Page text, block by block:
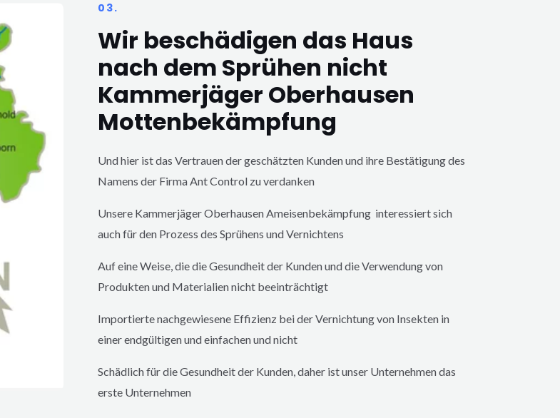
03.
Wir beschädigen das Haus
nach dem Sprühen nicht
Kammerjäger Oberhausen
Mottenbekämpfung
Und hier ist das Vertrauen der geschätzten Kunden und ihre Bestätigung des
Namens der Firma Ant Control zu verdanken
Unsere KammerjägerOberhausenAmeisenbekämpfung interessiert sich
auch für den Prozess des Sprühens und Vernichtens
Auf eine Weise, die die Gesundheit der Kunden und die Verwendung von
Produkten und Materialien nicht beeinträchtigt
Importierte nachgewiesene Effizienz bei der Vernichtung von Insekten in
einer endgültigen und einfachen und nicht
Schädlich für die Gesundheit der Kunden, daher ist unser Unternehmen das
erste Unternehmen